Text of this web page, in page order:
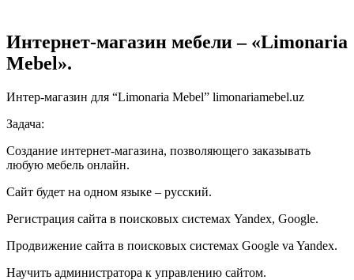
Интернет-магазин мебели – «Limonaria
Mebel».
Интер-магазин для “Limonaria Mebel” limonariamebel.uz
Задача:
Создание интернет-магазина, позволяющего заказывать
любую мебель онлайн.
Сайт будет на одном языке – русский.
Регистрация сайта в поисковых системах Yandex, Google.
Продвижение сайта в поисковых системах Google va Yandex.
Научить администратора к управлению сайтом.